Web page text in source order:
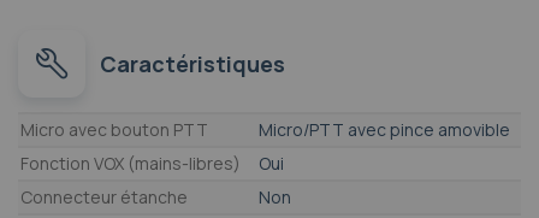
Caractéristiques
Caractéristiques
Micro avec bouton PTT
Micro/PTT avec pince amovible
Fonction VOX (mains-libres)
Oui
Connecteur étanche
Non